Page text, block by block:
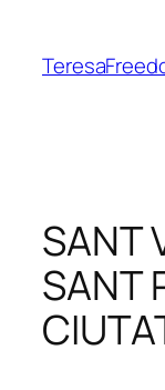
content
SANT
SANT